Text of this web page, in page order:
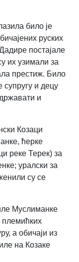
било је
руских
постајале
их узимали за
престиж. Било
и децу
и
Козаци
ћерке
реке Терек) за
уралски за
су се
Муслиманке
племићких
а обичаји из
на Козаке